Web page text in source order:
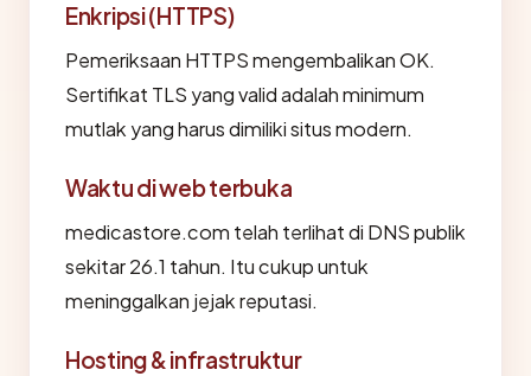
Enkripsi (HTTPS)
Pemeriksaan HTTPS mengembalikan OK.
Sertifikat TLS yang valid adalah minimum
mutlak yang harus dimiliki situs modern.
Waktu di web terbuka
medicastore.com telah terlihat di DNS publik
sekitar 26.1 tahun. Itu cukup untuk
meninggalkan jejak reputasi.
Hosting & infrastruktur